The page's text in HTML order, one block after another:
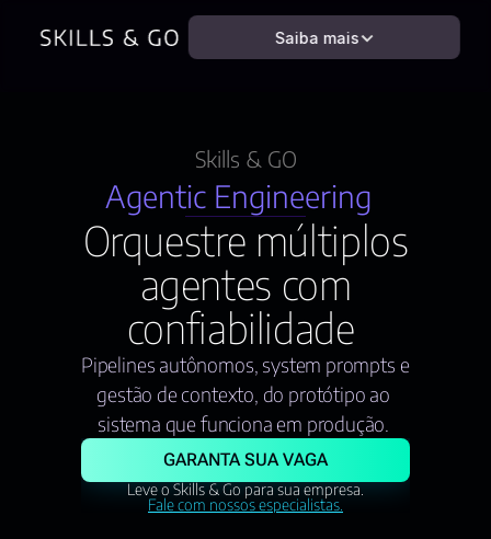
Skills & GO
Agentic Engineering
Orquestre múltiplos
agentes com
confiabilidade
Pipelines autônomos, system prompts e
gestão de contexto, do protótipo ao
sistema que funciona em produção.
GARANTA SUA VAGA
Leve o Skills & Go para sua empresa.
Fale com nossos especialistas.
Saiba mais